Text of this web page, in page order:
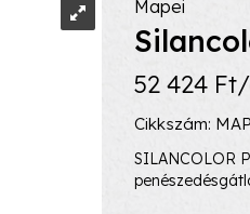
Mapei
52 424
Cikkszám:
SILANCOLOR